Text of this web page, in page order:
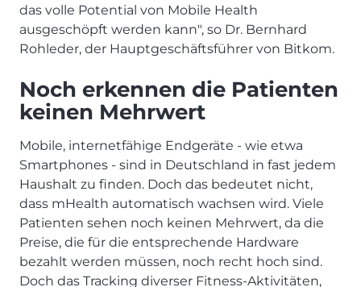
das volle Potential von Mobile Health
ausgeschöpft werden kann", so Dr. Bernhard
Rohleder, der Hauptgeschäftsführer von Bitkom.
Noch erkennen die Patienten
keinen Mehrwert
Mobile, internetfähige Endgeräte - wie etwa
Smartphones - sind in Deutschland in fast jedem
Haushalt zu finden. Doch das bedeutet nicht,
dass mHealth automatisch wachsen wird. Viele
Patienten sehen noch keinen Mehrwert, da die
Preise, die für die entsprechende Hardware
bezahlt werden müssen, noch recht hoch sind.
Doch das Tracking diverser Fitness-Aktivitäten,